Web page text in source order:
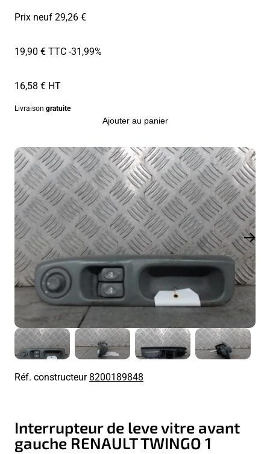
Prix neuf 29,26 €
19,90 € TTC-31,99%
16,58 € HT
Livraison gratuite
Ajouter au panier
Réf. constructeur8200189848
Interrupteur de leve vitre avant
gauche RENAULT TWINGO 1